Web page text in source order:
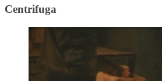
Centrifuga